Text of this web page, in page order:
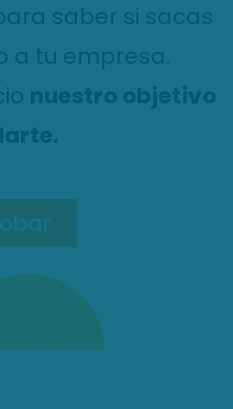
saber si sacas
a tu empresa.
nuestro objetivo